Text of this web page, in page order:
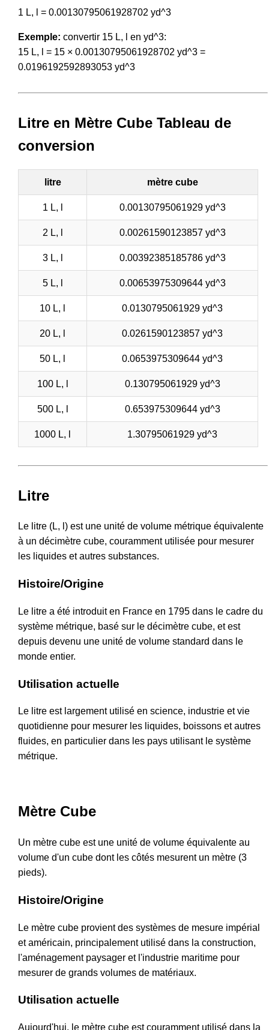
1 L, l = 0.00130795061928702 yd^3
Exemple: convertir 15 L, l en yd^3:
15 L, l = 15 × 0.00130795061928702 yd^3 =
0.0196192592893053 yd^3
Litre en Mètre Cube Tableau de
conversion
litre mètre cube
1 L, l 0.00130795061929 yd^3
2 L, l 0.00261590123857 yd^3
3 L, l 0.00392385185786 yd^3
5 L, l 0.00653975309644 yd^3
10 L, l 0.0130795061929 yd^3
20 L, l 0.0261590123857 yd^3
50 L, l 0.0653975309644 yd^3
100 L, l 0.130795061929 yd^3
500 L, l 0.653975309644 yd^3
1000 L, l 1.30795061929 yd^3
Litre
Le litre (L, l) est une unité de volume métrique équivalente
à un décimètre cube, couramment utilisée pour mesurer
les liquides et autres substances.
Histoire/Origine
Le litre a été introduit en France en 1795 dans le cadre du
système métrique, basé sur le décimètre cube, et est
depuis devenu une unité de volume standard dans le
monde entier.
Utilisation actuelle
Le litre est largement utilisé en science, industrie et vie
quotidienne pour mesurer les liquides, boissons et autres
fluides, en particulier dans les pays utilisant le système
métrique.
Mètre Cube
Un mètre cube est une unité de volume équivalente au
volume d'un cube dont les côtés mesurent un mètre (3
pieds).
Histoire/Origine
Le mètre cube provient des systèmes de mesure impérial
et américain, principalement utilisé dans la construction,
l'aménagement paysager et l'industrie maritime pour
mesurer de grands volumes de matériaux.
Utilisation actuelle
Aujourd'hui, le mètre cube est couramment utilisé dans la